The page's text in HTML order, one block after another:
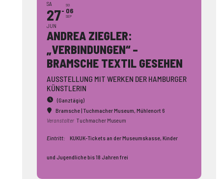
SA
27
JUN
SO
06
SEP
ANDREA ZIEGLER:
„VERBINDUNGEN“ –
BRAMSCHE TEXTIL GESEHEN
AUSSTELLUNG MIT WERKEN DER HAMBURGER
KÜNSTLERIN
(Ganztägig)
Bramsche | Tuchmacher Museum, Mühlenort 6
Veranstalter Tuchmacher Museum
Eintritt: KUKUK-Tickets an der Museumskasse, Kinder
und Jugendliche bis 18 Jahren frei